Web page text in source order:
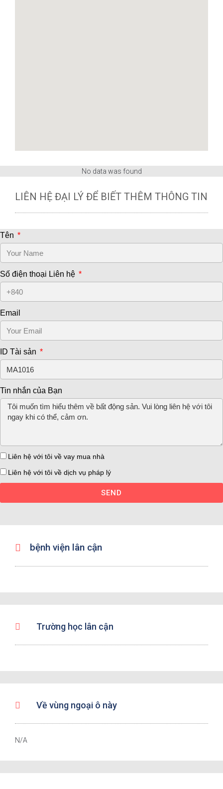
No data was found
LIÊN HỆ ĐẠI LÝ ĐỂ BIẾT THÊM THÔNG TIN
Tên
Số điện thoại Liên hệ
Email
ID Tài sản
Tin nhắn của Bạn
Liên hệ với tôi về vay mua nhà
Liên hệ với tôi về dịch vụ pháp lý
SEND
bệnh viện lân cận
Trường học lân cận
Về vùng ngoại ô này
N/A